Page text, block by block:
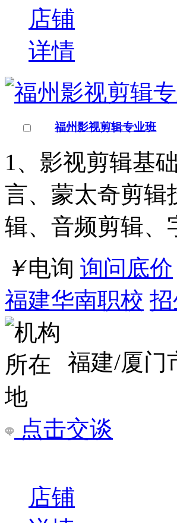
苏州市英豪职业
江苏/苏州
店铺
详情
1、影视剪辑基
辑、音频剪辑